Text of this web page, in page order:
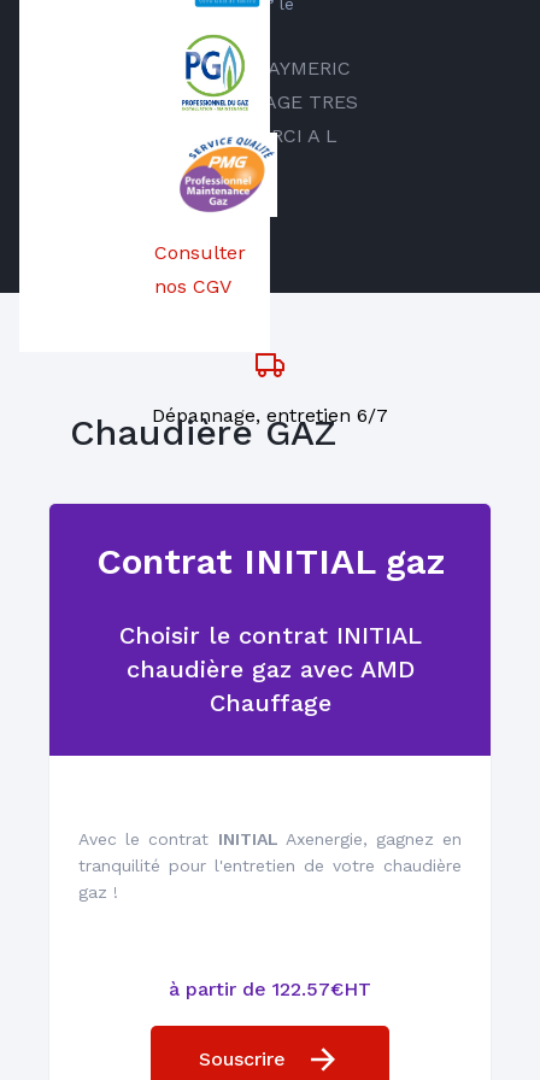
Consulter
nos CGV
Chaudière GAZ
Contrat INITIAL gaz
Choisir le contrat INITIAL
chaudière gaz avec AMD
Chauffage
Avec le contrat INITIAL Axenergie, gagnez en
tranquilité pour l'entretien de votre chaudière
gaz !
à partir de 122.57€HT
Souscrire
JE VIENS DE RECEVOIR AYMERIC
DE CHEZ AMD CHAUFFAGE TRES
PRO ET A L ECOUTE MERCI A L
ECOUTE ET PRO
Dépannage, entretien 6/7
Installation et
remplacement
Un réseau de plus de